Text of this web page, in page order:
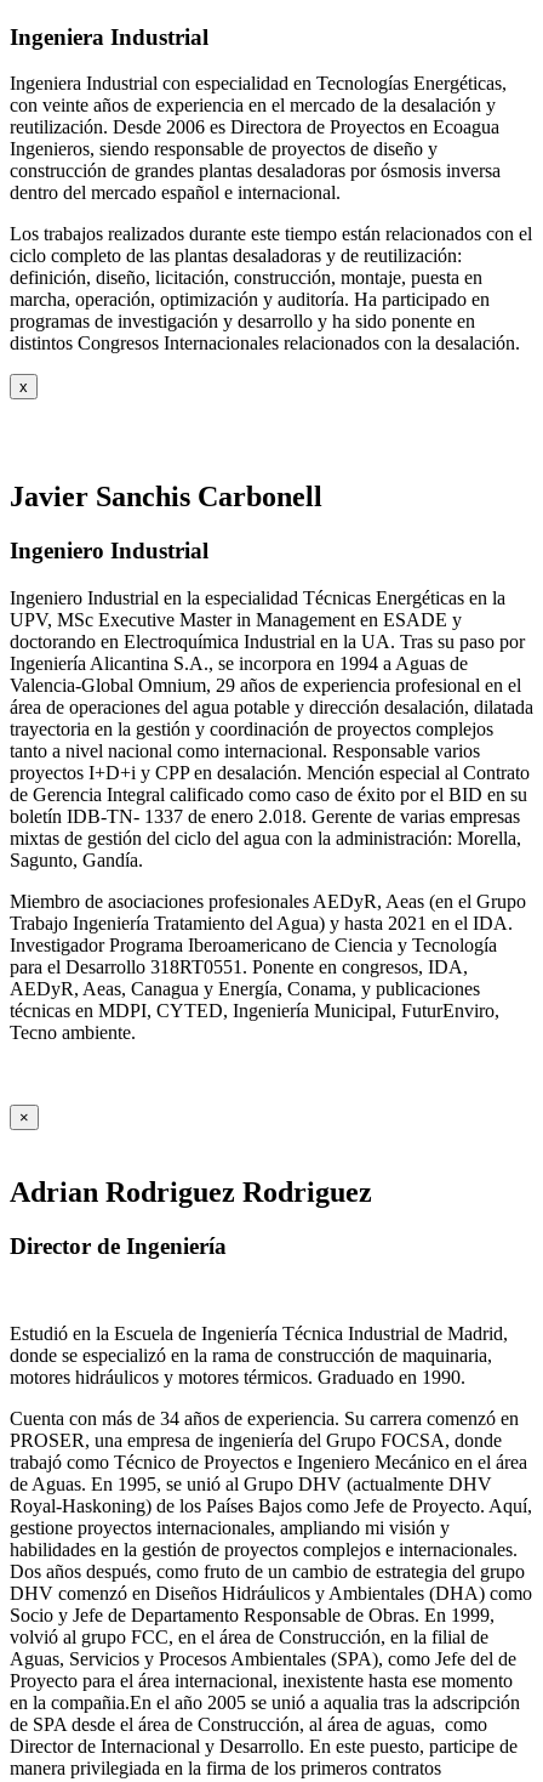
Ingeniera Industrial
Ingeniera Industrial con especialidad en Tecnologías Energéticas,
con veinte años de experiencia en el mercado de la desalación y
reutilización. Desde 2006 es Directora de Proyectos en Ecoagua
Ingenieros, siendo responsable de proyectos de diseño y
construcción de grandes plantas desaladoras por ósmosis inversa
dentro del mercado español e internacional.
Los trabajos realizados durante este tiempo están relacionados con el
ciclo completo de las plantas desaladoras y de reutilización:
definición, diseño, licitación, construcción, montaje, puesta en
marcha, operación, optimización y auditoría. Ha participado en
programas de investigación y desarrollo y ha sido ponente en
distintos Congresos Internacionales relacionados con la desalación.
x
Javier Sanchis Carbonell
Ingeniero Industrial
Ingeniero Industrial en la especialidad Técnicas Energéticas en la
UPV, MSc Executive Master in Management en ESADE y
doctorando en Electroquímica Industrial en la UA. Tras su paso por
Ingeniería Alicantina S.A., se incorpora en 1994 a Aguas de
Valencia-Global Omnium, 29 años de experiencia profesional en el
área de operaciones del agua potable y dirección desalación, dilatada
trayectoria en la gestión y coordinación de proyectos complejos
tanto a nivel nacional como internacional. Responsable varios
proyectos I+D+i y CPP en desalación. Mención especial al Contrato
de Gerencia Integral calificado como caso de éxito por el BID en su
boletín IDB-TN- 1337 de enero 2.018. Gerente de varias empresas
mixtas de gestión del ciclo del agua con la administración: Morella,
Sagunto, Gandía.
Miembro de asociaciones profesionales AEDyR, Aeas (en el Grupo
Trabajo Ingeniería Tratamiento del Agua) y hasta 2021 en el IDA.
Investigador Programa Iberoamericano de Ciencia y Tecnología
para el Desarrollo 318RT0551. Ponente en congresos, IDA,
AEDyR, Aeas, Canagua y Energía, Conama, y publicaciones
técnicas en MDPI, CYTED, Ingeniería Municipal, FuturEnviro,
Tecno ambiente.
×
Adrian Rodriguez Rodriguez
Director de Ingeniería
Estudió en la Escuela de Ingeniería Técnica Industrial de Madrid,
donde se especializó en la rama de construcción de maquinaria,
motores hidráulicos y motores térmicos. Graduado en 1990.
Cuenta con más de 34 años de experiencia. Su carrera comenzó en
PROSER, una empresa de ingeniería del Grupo FOCSA, donde
trabajó como Técnico de Proyectos e Ingeniero Mecánico en el área
de Aguas. En 1995, se unió al Grupo DHV (actualmente DHV
Royal-Haskoning) de los Países Bajos como Jefe de Proyecto. Aquí,
gestione proyectos internacionales, ampliando mi visión y
habilidades en la gestión de proyectos complejos e internacionales.
Dos años después, como fruto de un cambio de estrategia del grupo
DHV comenzó en Diseños Hidráulicos y Ambientales (DHA) como
Socio y Jefe de Departamento Responsable de Obras. En 1999,
volvió al grupo FCC, en el área de Construcción, en la filial de
Aguas, Servicios y Procesos Ambientales (SPA), como Jefe del de
Proyecto para el área internacional, inexistente hasta ese momento
en la compañia.En el año 2005 se unió a aqualia tras la adscripción
de SPA desde el área de Construcción, al área de aguas, como
Director de Internacional y Desarrollo. En este puesto, participe de
manera privilegiada en la firma de los primeros contratos